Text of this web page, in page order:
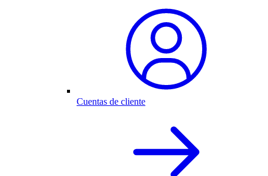
Cuentas de cliente